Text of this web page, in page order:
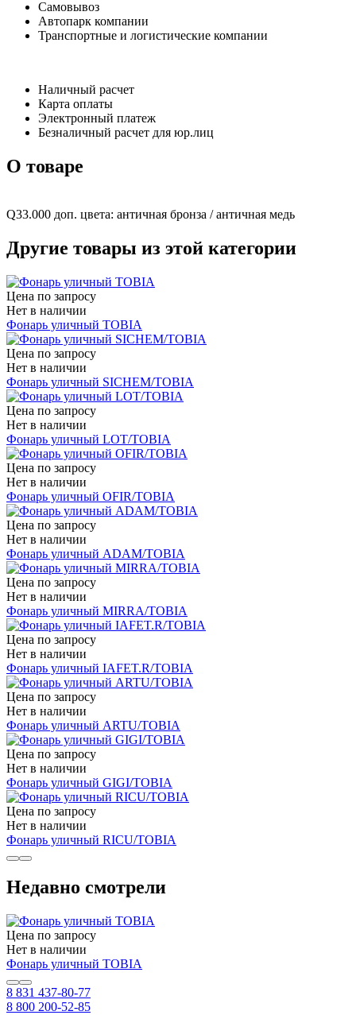
Самовывоз
Автопарк компании
Транспортные и логистические компании
Наличный расчет
Карта оплаты
Электронный платеж
Безналичный расчет для юр.лиц
О товаре
Q33.000 доп. цвета: античная бронза / античная медь
Другие товары из этой категории
Цена по запросу
Нет в наличии
Фонарь уличный TOBIA
Цена по запросу
Нет в наличии
Фонарь уличный SICHEM/TOBIA
Цена по запросу
Нет в наличии
Фонарь уличный LOT/TOBIA
Цена по запросу
Нет в наличии
Фонарь уличный OFIR/TOBIA
Цена по запросу
Нет в наличии
Фонарь уличный ADAM/TOBIA
Цена по запросу
Нет в наличии
Фонарь уличный MIRRA/TOBIA
Цена по запросу
Нет в наличии
Фонарь уличный IAFET.R/TOBIA
Цена по запросу
Нет в наличии
Фонарь уличный ARTU/TOBIA
Цена по запросу
Нет в наличии
Фонарь уличный GIGI/TOBIA
Цена по запросу
Нет в наличии
Фонарь уличный RICU/TOBIA
Недавно смотрели
Цена по запросу
Нет в наличии
Фонарь уличный TOBIA
8 831 437-80-77
8 800 200-52-85